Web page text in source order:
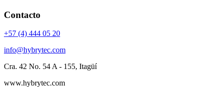
Contacto
+57 (4) 444 05 20
info@hybrytec.com
Cra. 42 No. 54 A - 155, Itagüí
www.hybrytec.com